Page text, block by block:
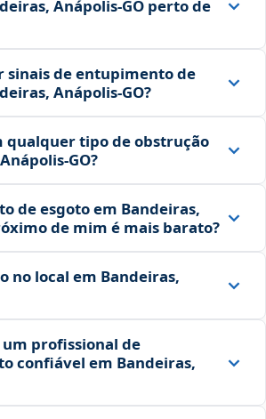
Anápolis‑GO perto de
sinais de entupimento de
Anápolis‑GO?
qualquer tipo de obstrução
de esgoto em Bandeiras,
de mim é mais barato?
no local em Bandeiras,
um profissional de
confiável em Bandeiras,